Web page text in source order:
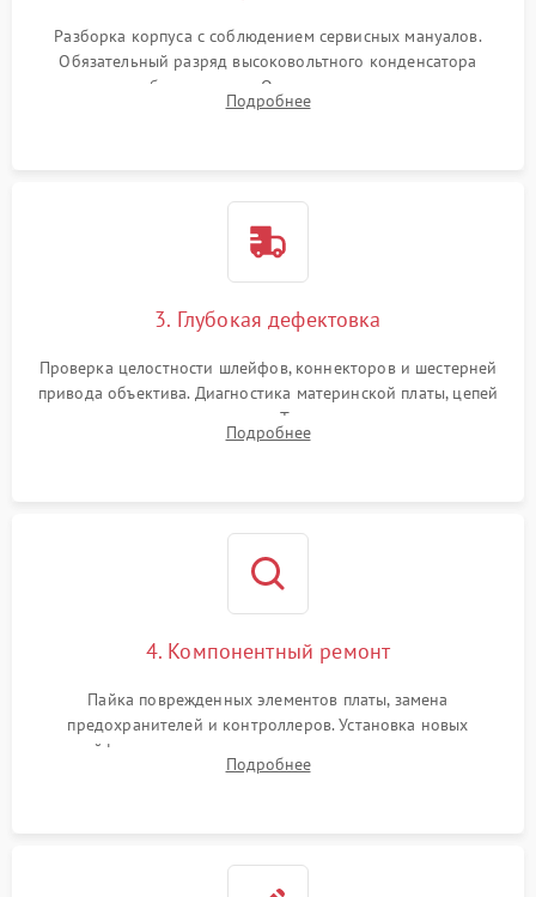
Разборка корпуса с соблюдением сервисных мануалов.
Обязательный разряд высоковольтного конденсатора
вспышки для безопасности. Очистка внутренних узлов от
пыли, песка и следов влаги с помощью спецсредств.
Подробнее
3. Глубокая дефектовка
Проверка целостности шлейфов, коннекторов и шестерней
привода объектива. Диагностика материнской платы, цепей
питания и картоприемника. Тестирование механизма
затвора и блока внутрикамерной стабилизации.
Подробнее
4. Компонентный ремонт
Пайка поврежденных элементов платы, замена
предохранителей и контроллеров. Установка новых
шлейфов, дисплея, механизма затвора или двигателя
автофокуса. Восстановление геометрии тубуса объектива
Подробнее